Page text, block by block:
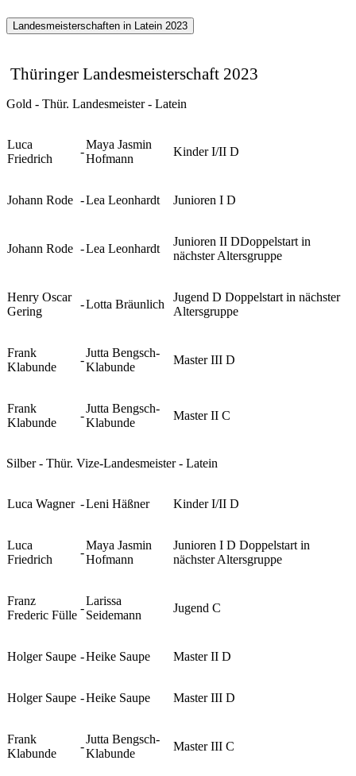
Landesmeisterschaften in Latein 2023
Thüringer Landesmeisterschaft 2023
Gold - Thür. Landesmeister - Latein
Luca
Friedrich
-
Maya Jasmin
Hofmann
Kinder I/II D
Johann Rode -Lea Leonhardt Junioren I D
Johann Rode -Lea Leonhardt
Junioren II DDoppelstart in
nächster Altersgruppe
Henry Oscar
Gering
-Lotta Bräunlich
Jugend D Doppelstart in nächster
Altersgruppe
Frank
Klabunde
-
Jutta Bengsch-
Klabunde
Master III D
Frank
Klabunde
-
Jutta Bengsch-
Klabunde
Master II C
Silber - Thür. Vize-Landesmeister - Latein
Luca Wagner -Leni Häßner Kinder I/II D
Luca
Friedrich
-
Maya Jasmin
Hofmann
Junioren I D Doppelstart in
nächster Altersgruppe
Franz
Frederic Fülle
-
Larissa
Seidemann
Jugend C
Holger Saupe -Heike Saupe Master II D
Holger Saupe -Heike Saupe Master III D
Frank
Klabunde
-
Jutta Bengsch-
Klabunde
Master III C